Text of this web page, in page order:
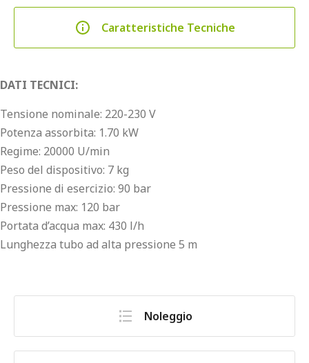
Caratteristiche Tecniche
DATI TECNICI:
Tensione nominale: 220-230 V
Potenza assorbita: 1.70 kW
Regime: 20000 U/min
Peso del dispositivo: 7 kg
Pressione di esercizio: 90 bar
Pressione max: 120 bar
Portata d’acqua max: 430 l/h
Lunghezza tubo ad alta pressione 5 m
Noleggio